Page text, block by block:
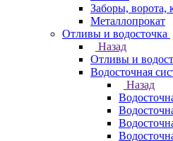
Заборы, ворота,
Металлопрокат
Отливы и водосточка
Назад
Отливы и
Водосточная
Назад